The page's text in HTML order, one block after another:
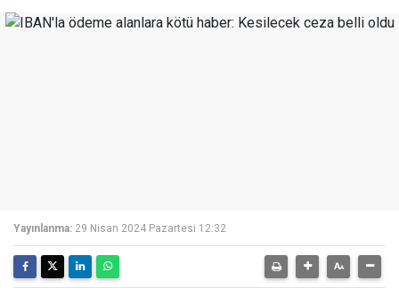
Yayınlanma: 29 Nisan 2024 Pazartesi 12:32